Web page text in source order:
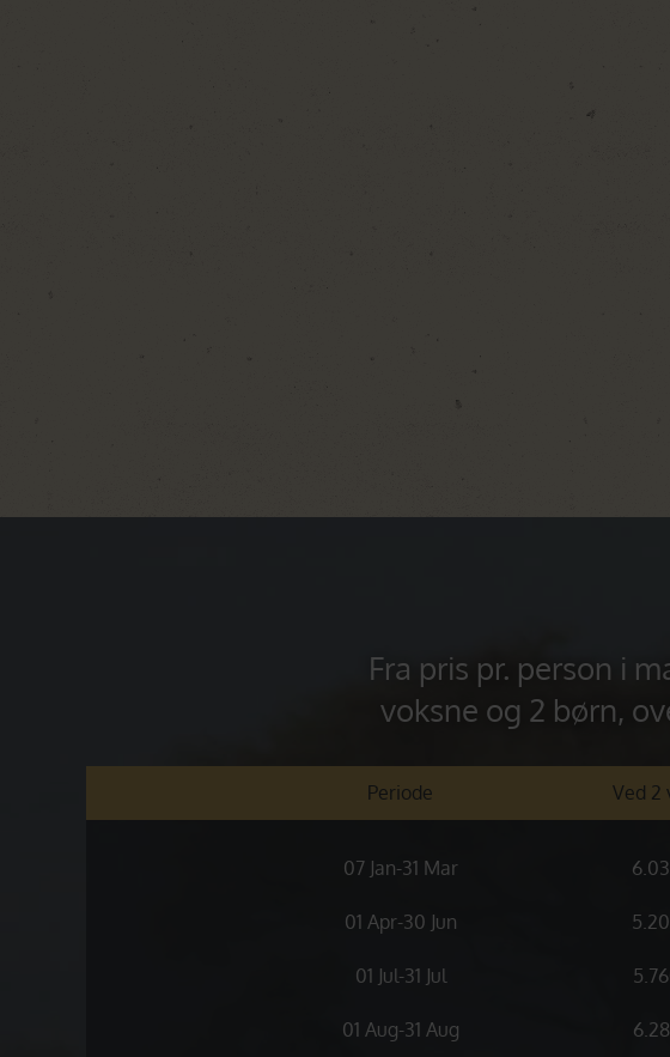
Fra pris pr. person i
voksne og 2 børn,
Periode Ved 2
07 Jan-31 Mar
01 Apr-30 Jun
01 Jul-31 Jul
01 Aug-31 Aug